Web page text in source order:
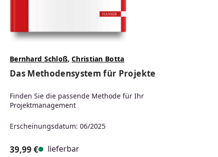
Bernhard Schloß,Christian Botta
Das Methodensystem für Projekte
Finden Sie die passende Methode für Ihr
Projektmanagement
Erscheinungsdatum: 06/2025
39,99 € lieferbar